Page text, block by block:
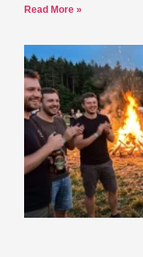
Read More »